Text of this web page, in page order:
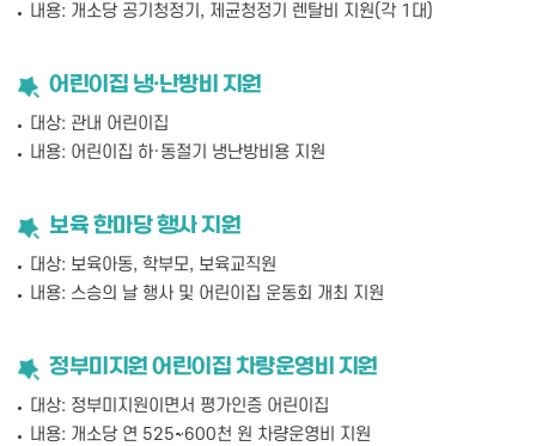
내용: 개소당 공기청정기, 제균청정기 렌탈비 지원(각 1대)
어린이집 냉·난방비 지원
대상: 관내 어린이집
내용: 어린이집 하·동절기 냉난방비용 지원
보육 한마당 행사 지원
대상: 보육아동, 학부모, 보육교직원
내용: 스승의 날 행사 및 어린이집 운동회 개최 지원
정부미지원 어린이집 차량운영비 지원
대상: 정부미지원이면서 평가인증 어린이집
내용: 개소당 연 525~600천 원 차량운영비 지원